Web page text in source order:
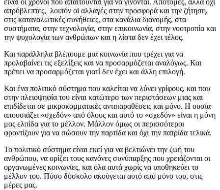
είναι οι χρόνοι που απαιτούνται για να γίνονται. Απότομες, αλλά όχι
απρόβλεπτες, λοιπόν oi αλλαγές στην προσφορά και την ζήτηση,
στις καταναλωτικές συνήθειες, στα κανάλια διανομής, στα
συστήματα, στην τεχνολογία, στην επικοινωνία, στην νοοτροπία και
την ψυχολογία των ανθρώπων και η λίστα δεν έχει τέλος.
Και παράλληλα βλέπουμε μια κοινωνία που τρέχει για να
προλαβαίνει τις εξελίξεις και να προσαρμόζεται αναλόγως. Και
πρέπει να προσαρμόζεται γιατί δεν έχει και άλλη επιλογή.
Και ένα πολιτικό σύστημα που καλείται να λύνει γρίφους, και που
στην πλειοψηφία του είναι κατώτερο των περιστάσεων μιας και
επιδίδεται σε μικροκομματικές αντιπαραθέσεις και μόνο. Η ουσία
απουσιάζει «σχεδόν» από όλους και αυτό το «σχεδόν» είναι η μόνη
μας ελπίδα για το μέλλον. Μάλλον όμως οι περισσότεροι
φροντίζουν για να σώσουν την παρτίδα και όχι την πατρίδα τελικά.
Το πολιτικό σύστημα είναι εκεί για να βελτιώνει την ζωή του
ανθρώπου, να ορίζει τους κανόνες συνύπαρξης που χρειάζονται οι
οργανωμένες κοινωνίες, και όλα αυτά χωρίς να υποθηκεύει το
μέλλον του. Πόσο δύσκολο ακούγεται αυτό από μόνο του, στις
μέρες μας.